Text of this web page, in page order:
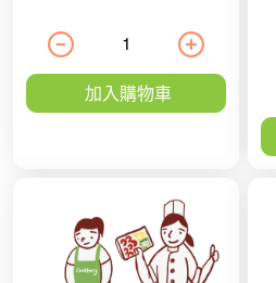
加入購物車